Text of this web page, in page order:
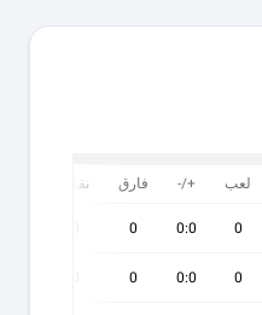
لعب +/- فارق نقاط
0
0:0
0
0
0:0
0